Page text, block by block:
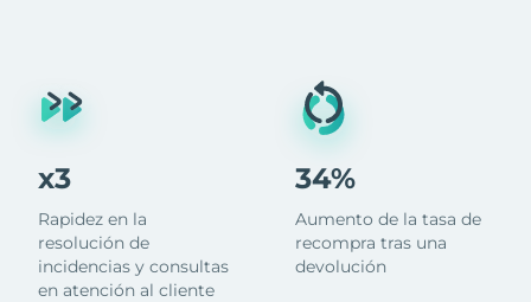
x3
Rapidez en la
resolución de
incidencias y consultas
en atención al cliente
34%
Aumento de la tasa de
recompra tras una
devolución